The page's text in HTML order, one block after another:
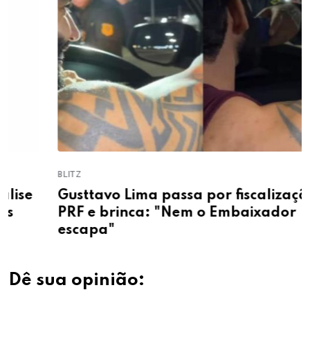
Gusttavo Lima passa por fiscalização da
PRF e brinca: "Nem o Embaixador
escapa"
Dê sua opinião: